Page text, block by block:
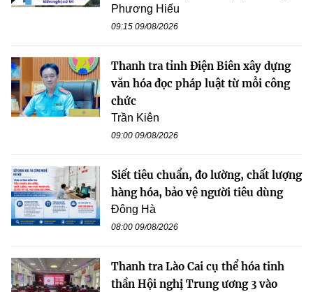
Phương Hiếu
09:15 09/08/2026
Thanh tra tỉnh Điện Biên xây dựng
văn hóa đọc pháp luật từ mỗi công
chức
Trần Kiên
09:00 09/08/2026
Siết tiêu chuẩn, đo lường, chất lượng
hàng hóa, bảo vệ người tiêu dùng
Đông Hà
08:00 09/08/2026
Thanh tra Lào Cai cụ thể hóa tinh
thần Hội nghị Trung ương 3 vào